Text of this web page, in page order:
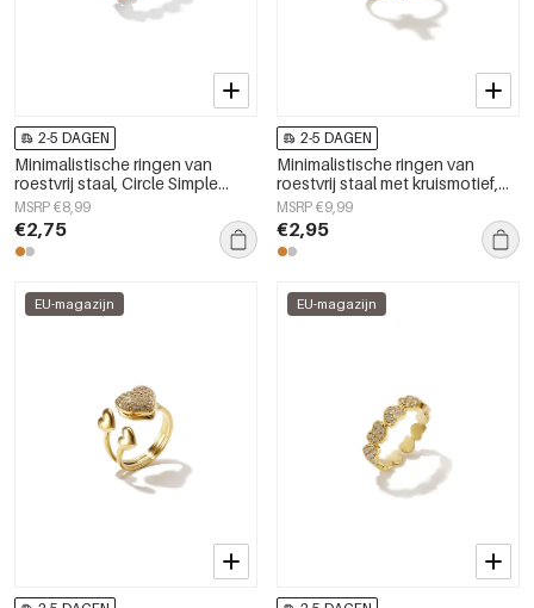
2-5 DAGEN
Minimalistische ringen van
roestvrij staal, Circle Simple
Daily Simple-serie,
damessieraden
MSRP €8,99
€2,75
2-5 DAGEN
Minimalistische ringen van
roestvrij staal met kruismotief,
eenvoudige dagelijkse sieraden
uit de Simple Series voor dames.
MSRP €9,99
€2,95
EU-magazijn EU-magazijn